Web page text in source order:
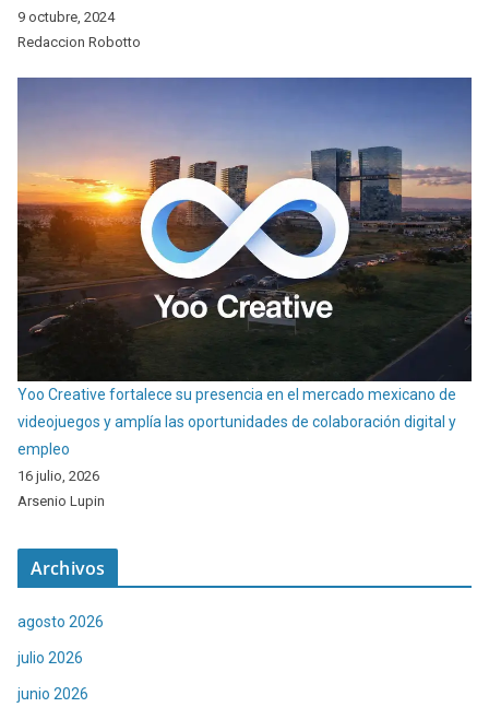
9 octubre, 2024
Redaccion Robotto
Yoo Creative fortalece su presencia en el mercado mexicano de
videojuegos y amplía las oportunidades de colaboración digital y
empleo
16 julio, 2026
Arsenio Lupin
Archivos
agosto 2026
julio 2026
junio 2026